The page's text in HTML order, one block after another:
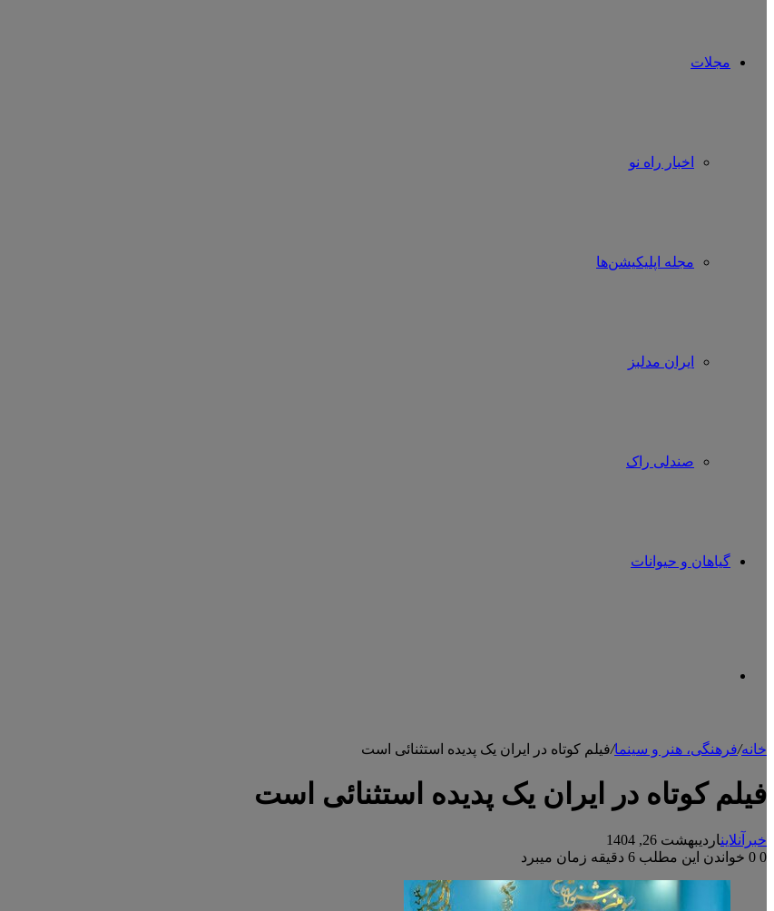
مجلات
اخبار راه نو
مجله اپلیکیشن‌ها
ایران مدلبز
صندلی راک
گیاهان و حیوانات
خانه/فرهنگی، هنر و سینما/فیلم کوتاه در ایران یک پدیده استثنائی است
فیلم کوتاه در ایران یک پدیده استثنائی است
خبرآنلایناردیبهشت 26, 1404
0
خواندن این مطلب 6 دقیقه زمان میبرد